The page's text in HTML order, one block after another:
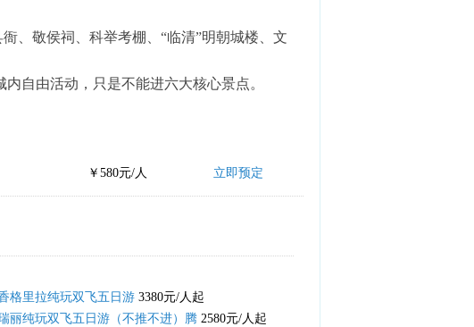
、敬侯祠、科举考棚、“临清”明朝城楼、文
自由活动，只是不能进六大核心景点。
￥580元/人 立即预定
格里拉纯玩双飞五日游 3380元/人起
丽纯玩双飞五日游（不推不进）腾 2580元/人起